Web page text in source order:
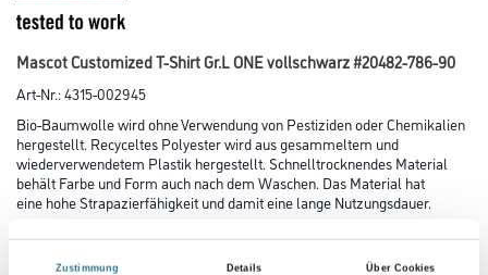
Zustimmung Details Über Cookies
Mascot Customized T-Shirt Gr.L ONE vollschwarz #20482-786-90
Art-Nr.:4315-002945
Bio-Baumwolle wird ohne Verwendung von Pestiziden oder Chemikalien
hergestellt. Recyceltes Polyester wird aus gesammeltem und
wiederverwendetem Plastik hergestellt. Schnelltrocknendes Material
behält Farbe und Form auch nach dem Waschen. Das Material hat
eine hohe Strapazierfähigkeit und damit eine lange Nutzungsdauer.